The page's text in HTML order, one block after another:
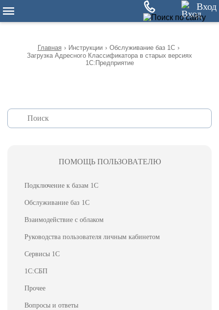
Вход
Главная › Инструкции › Обслуживание баз 1С ›
Загрузка Адресного Классификатора в старых версиях
1С:Предприятие
ПОМОЩЬ ПОЛЬЗОВАТЕЛЮ
Подключение к базам 1С
Обслуживание баз 1С
Взаимодействие с облаком
Руководства пользователя личным кабинетом
Сервисы 1С
1С:СБП
Прочее
Вопросы и ответы